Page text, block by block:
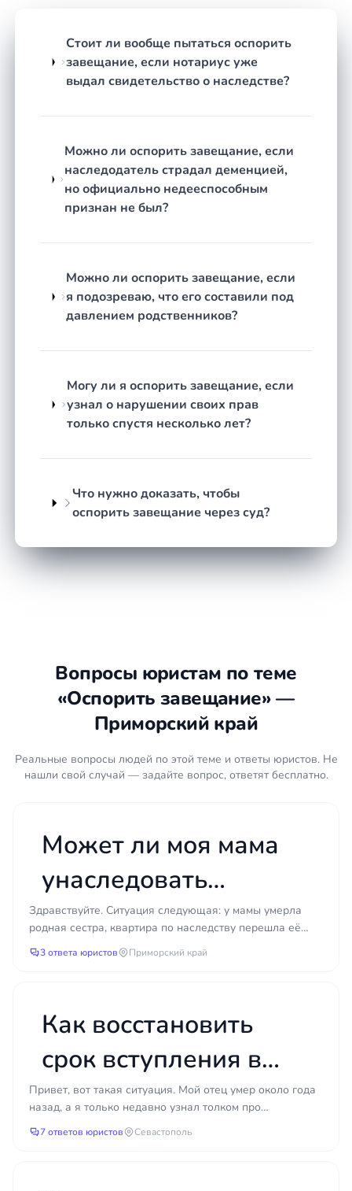
не получили того, что им положено по
закону вне зависимости от воли
завещателя.
заблуждения— завещатель был введён в
обстоятельств, повлиявших на его
решение.
Как строится работа
прямо говорит, есть ли реальные основания
узнаете об этом сразу, без лишних затрат.
медицинские документы, проводится анализ
при необходимости назначается посмертная
психиатрическая экспертиза.
Подготовка искового заявления. Юрист
подачи в суд.
Представление интересов в суде.Юрист
реагирует на доводы противоположной
стороны.
Что подготовить
Копия оспариваемого завещания (если
есть доступ)
Свидетельство о смерти завещателя
Документы, подтверждающие родство с
справки) о состоянии здоровья завещателя
Сведения о свидетелях, которые могут
подтвердить обстоятельства составления
Переписка, записи, видео- или
аудиоматериалы, если они есть
Информация о составе наследственного
давности: как правило, у вас есть один год с
прав, а в некоторых случаях — три года. Чем
раньше вы обратитесь к юристу, тем больше
доказательств удастся собрать и тем выше шансы
перспективах — чтобы понять, есть ли смысл идти
Стоит ли вообще пытаться оспорить
завещание, если нотариус уже
выдал свидетельство о наследстве?
Можно ли оспорить завещание, если
наследодатель страдал деменцией,
но официально недееспособным
признан не был?
Можно ли оспорить завещание, если
я подозреваю, что его составили под
давлением родственников?
Могу ли я оспорить завещание, если
узнал о нарушении своих прав
только спустя несколько лет?
Что нужно доказать, чтобы
оспорить завещание через суд?
Вопросы юристам по теме
«Оспорить завещание» —
Приморский край
Реальные вопросы людей по этой теме и ответы юристов. Не
нашли свой случай — задайте вопрос, ответят бесплатно.
Может ли моя мама
унаследовать
квартиру после
смерти мужа своей
Здравствуйте. Ситуация следующая: у мамы умерла
родная сестра, квартира по наследству перешла её
мужу. В браке детей не было, квартира была
приобретен...
3 ответа юристов Приморский край
Как восстановить
срок вступления в
наследство через суд,
если пропустил 6
Привет, вот такая ситуация. Мой отец умер около года
назад, а я только недавно узнал толком про
наследство. Дело в том, что я тогда был в тяжелой
7 ответов юристов Севастополь